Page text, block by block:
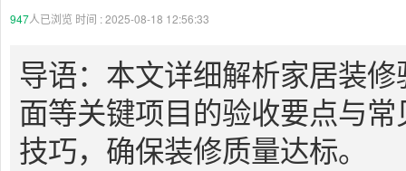
947人已浏览 时间 :2025-08-18 12:56:33
导语：本文详细解析家居装
面等关键项目的验收要点与
技巧，确保装修质量达标。